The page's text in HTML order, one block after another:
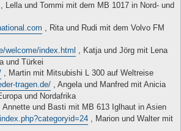
, Lella und Tommi mit dem MB 1017 in Nord- und
, Rita und Rudi mit dem Volvo FM
welcome/index.html , Katja und Jörg mit Lena
und Türkei
, Martin mit Mitsubishi L 300 auf Weltreise
tragen.de/ , Angela und Manfred mit Anicia
und Nordafrika
Annette und Basti mit MB 613 Iglhaut in Asien
, Marion und Walter mit